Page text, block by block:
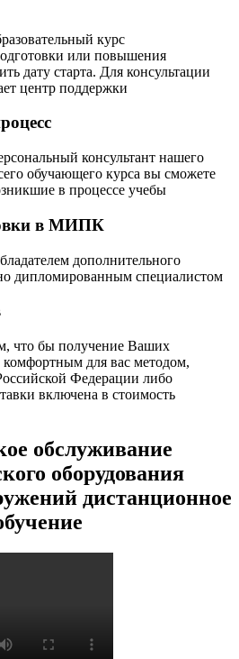
курс
или повышения
дату старта. Для консультации
центр поддержки
консультант нашего
обучающего курса вы сможете
в процессе учебы
в МИПК
дополнительного
дипломированным специалистом
что бы получение Ваших
для вас методом,
Федерации либо
включена в стоимость
обслуживание
оборудования
дистанционное